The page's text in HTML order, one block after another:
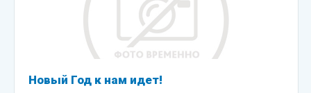
Новый Год к нам идет!